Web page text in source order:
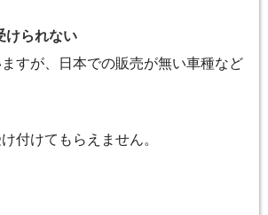
られない
すが、日本での販売が無い車種など
付けてもらえません。